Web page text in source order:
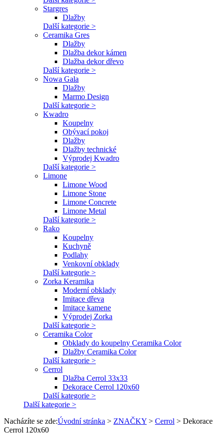
Stargres
Dlažby
Další kategorie >
Ceramika Gres
Dlažby
Dlažba dekor kámen
Dlažba dekor dřevo
Další kategorie >
Nowa Gala
Dlažby
Marmo Design
Další kategorie >
Kwadro
Koupelny
Obývací pokoj
Dlažby
Dlažby technické
Výprodej Kwadro
Další kategorie >
Limone
Limone Wood
Limone Stone
Limone Concrete
Limone Metal
Další kategorie >
Rako
Koupelny
Kuchyně
Podlahy
Venkovní obklady
Další kategorie >
Zorka Keramika
Moderní obklady
Imitace dřeva
Imitace kamene
Výprodej Zorka
Další kategorie >
Ceramika Color
Obklady do koupelny Ceramika Color
Dlažby Ceramika Color
Další kategorie >
Cerrol
Dlažba Cerrol 33x33
Dekorace Cerrol 120x60
Další kategorie >
Další kategorie >
Nacházíte se zde:Úvodní stránka > ZNAČKY > Cerrol > Dekorace
Cerrol 120x60